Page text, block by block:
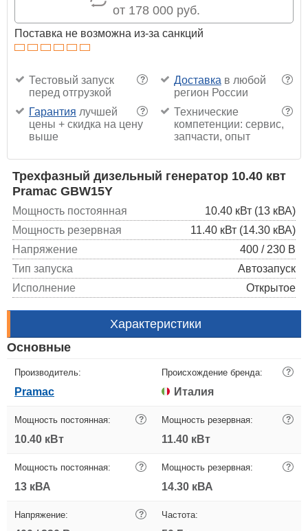
от 178 000 руб.
Поставка не возможна из-за санкций
?
Тестовый запуск
перед отгрузкой
?
Доставка в любой
регион России
?
Гарантия лучшей
цены + скидка на цену
выше
?
Технические
компетенции: сервис,
запчасти, опыт
Трехфазный дизельный генератор 10.40 квт
Pramac GBW15Y
Мощность постоянная
10.40 кВт (13 кВА)
Мощность резервная
11.40 кВт (14.30 кВА)
Напряжение
400 / 230 В
Тип запуска
Автозапуск
Исполнение
Открытое
Характеристики
Основные
Производитель:
Pramac
Происхождение бренда: ?
Италия
Мощность постоянная: ?
10.40 кВт
Мощность резервная: ?
11.40 кВт
Мощность постоянная: ?
13 кВА
Мощность резервная: ?
14.30 кВА
Напряжение: ? Частота: